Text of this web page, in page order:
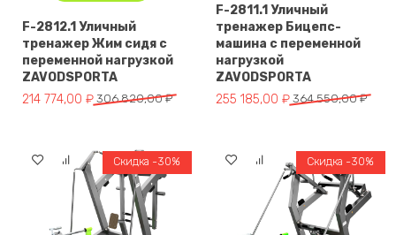
F-2812.1 Уличный
тренажер Жим сидя с
переменной нагрузкой
ZAVODSPORTA
306 820,00₽
Первоначальная цена составляла 306 820,00 ₽.
214 774,00 ₽
Текущая цена: 214 774,00 ₽.
F-2811.1 Уличный
тренажер Бицепс-
машина с переменной
нагрузкой
ZAVODSPORTA
364 550,00₽
Первоначальная цена
255 185,00 ₽
Текущая цена: 255 185,00 ₽.
Скидка -30% Скидка -30%